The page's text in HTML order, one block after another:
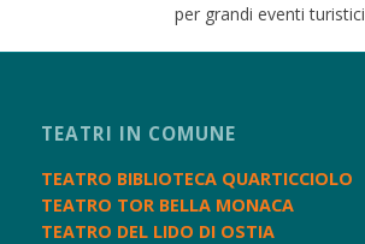
per grandi eventi turistici
TEATRI IN COMUNE
TEATRO BIBLIOTECA QUARTICCIOLO
TEATRO TOR BELLA MONACA
TEATRO DEL LIDO DI OSTIA